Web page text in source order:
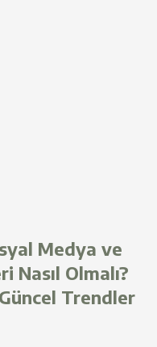
Medya ve
Olmalı?
Trendler